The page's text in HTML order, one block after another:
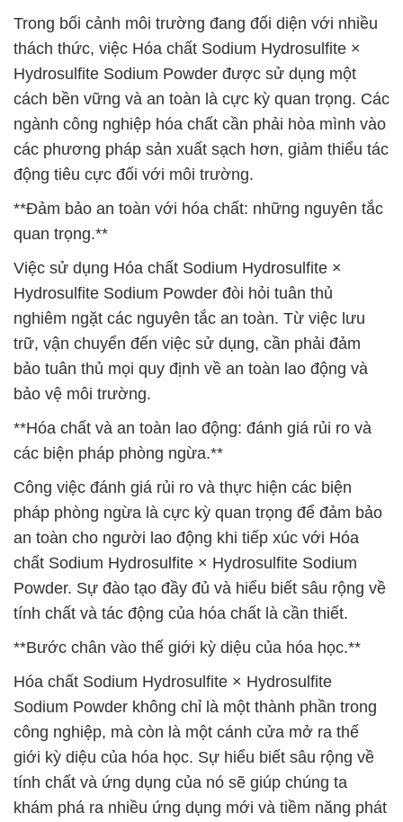
Trong bối cảnh môi trường đang đối diện với nhiều
thách thức, việc Hóa chất Sodium Hydrosulfite ×
Hydrosulfite Sodium Powder được sử dụng một
cách bền vững và an toàn là cực kỳ quan trọng. Các
ngành công nghiệp hóa chất cần phải hòa mình vào
các phương pháp sản xuất sạch hơn, giảm thiểu tác
động tiêu cực đối với môi trường.
**Đảm bảo an toàn với hóa chất: những nguyên tắc
quan trọng.**
Việc sử dụng Hóa chất Sodium Hydrosulfite ×
Hydrosulfite Sodium Powder đòi hỏi tuân thủ
nghiêm ngặt các nguyên tắc an toàn. Từ việc lưu
trữ, vận chuyển đến việc sử dụng, cần phải đảm
bảo tuân thủ mọi quy định về an toàn lao động và
bảo vệ môi trường.
**Hóa chất và an toàn lao động: đánh giá rủi ro và
các biện pháp phòng ngừa.**
Công việc đánh giá rủi ro và thực hiện các biện
pháp phòng ngừa là cực kỳ quan trọng để đảm bảo
an toàn cho người lao động khi tiếp xúc với Hóa
chất Sodium Hydrosulfite × Hydrosulfite Sodium
Powder. Sự đào tạo đầy đủ và hiểu biết sâu rộng về
tính chất và tác động của hóa chất là cần thiết.
**Bước chân vào thế giới kỳ diệu của hóa học.**
Hóa chất Sodium Hydrosulfite × Hydrosulfite
Sodium Powder không chỉ là một thành phần trong
công nghiệp, mà còn là một cánh cửa mở ra thế
giới kỳ diệu của hóa học. Sự hiểu biết sâu rộng về
tính chất và ứng dụng của nó sẽ giúp chúng ta
khám phá ra nhiều ứng dụng mới và tiềm năng phát